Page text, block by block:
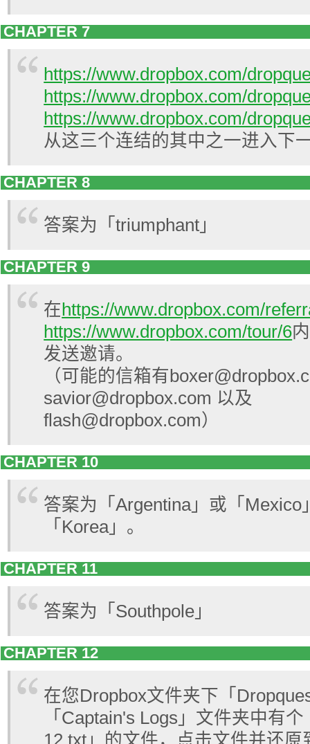
CHAPTER 7
https://www.dropbox.com/
https://www.dropbox.com/
https://www.dropbox.com/
从这三个连结的其中之一进入下
CHAPTER 8
答案为「triumphant」
CHAPTER 9
在 https://www.dropbox.com/
https://www.dropbox.com/tour/6
发送邀请。
（可能的信箱有
savior@dropbox.com 以及
flash@dropbox.com）
CHAPTER 10
答案为「Argentina」或「Mexico
「Korea」。
CHAPTER 11
答案为「Southpole」
CHAPTER 12
在您Dropbox文件夹下「
「Captain's Logs」文件夹中有
12.txt」的文件，点击文件并还原